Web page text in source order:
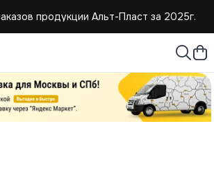
продукции Альт-Пласт за 2025г.
изделия из пластмассы с 2004г.